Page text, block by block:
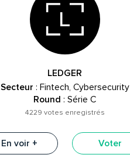
LEDGER
Secteur : Fintech, Cybersecurity
Round : Série C
4229 votes enregistrés
En voir + Voter